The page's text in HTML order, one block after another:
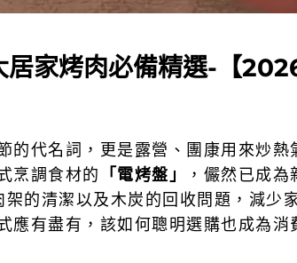
家烤肉必備精選-【
的代名詞，更是露營、團康用來炒
烹調食材的
「電烤盤」
，儼然已成
的清潔以及木炭的回收問題，減少
有盡有，該如何聰明選購也成為消